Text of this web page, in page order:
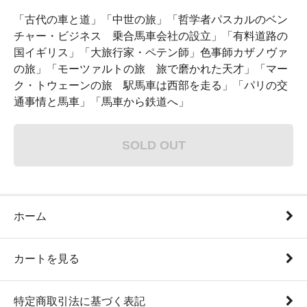
「古代の車と道」「中世の旅」「哲学者パスカルのベン
チャー・ビジネス 乗合馬車会社の設立」「有料道路の
国イギリス」「大旅行家・ペテン師」色事師カザノヴァ
の旅」「モーツァルトの旅 旅で磨かれた天才」「マー
ク・トウェーンの旅 駅馬車は西部を走る」「パリの交
通事情と馬車」「馬車から鉄道へ」
SOLD OUT
ホーム
カートを見る
特定商取引法に基づく表記